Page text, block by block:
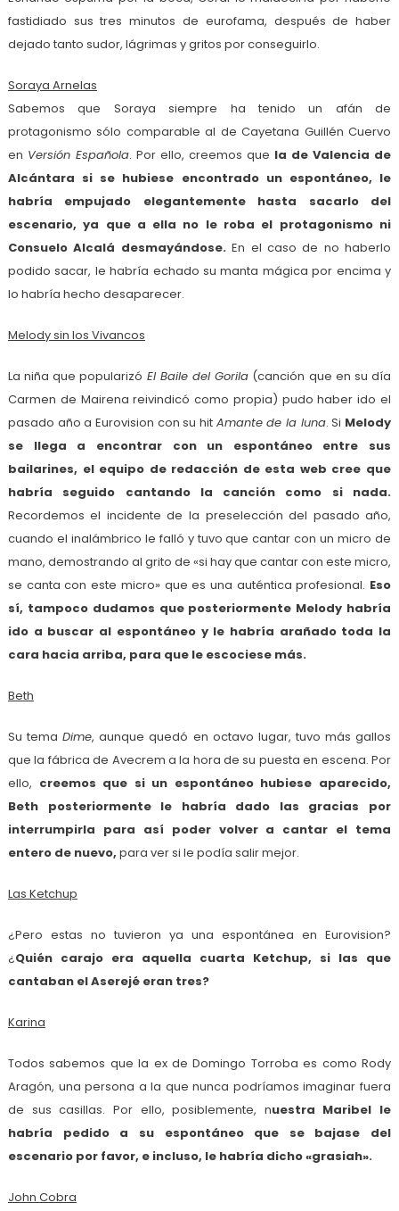
fastidiado sus tres minutos de eurofama, después de haber
dejado tanto sudor, lágrimas y gritos por conseguirlo.
Soraya Arnelas
Sabemos que Soraya siempre ha tenido un afán de
protagonismo sólo comparable al de Cayetana Guillén Cuervo
en Versión Española. Por ello, creemos que la de Valencia de
Alcántara si se hubiese encontrado un espontáneo, le
habría empujado elegantemente hasta sacarlo del
escenario, ya que a ella no le roba el protagonismo ni
Consuelo Alcalá desmayándose.En el caso de no haberlo
podido sacar, le habría echado su manta mágica por encima y
lo habría hecho desaparecer.
Melody sin los Vivancos
La niña que popularizó El Baile del Gorila (canción que en su día
Carmen de Mairena reivindicó como propia) pudo haber ido el
pasado año a Eurovision con su hit Amante de la luna. Si Melody
se llega a encontrar con un espontáneo entre sus
bailarines, el equipo de redacción de esta web cree que
habría seguido cantando la canción como si nada.
Recordemos el incidente de la preselección del pasado año,
cuando el inalámbrico le falló y tuvo que cantar con un micro de
mano, demostrando al grito de «si hay que cantar con este micro,
se canta con este micro» que es una auténtica profesional. Eso
sí, tampoco dudamos que posteriormente Melody habría
ido a buscar al espontáneo y le habría arañado toda la
cara hacia arriba, para que le escociese más.
Beth
Su temaDime, aunque quedó en octavo lugar, tuvo más gallos
que la fábrica de Avecrem a la hora de su puesta en escena. Por
ello, creemos que si un espontáneo hubiese aparecido,
Beth posteriormente le habría dado las gracias por
interrumpirla para así poder volver a cantar el tema
entero de nuevo, para ver si le podía salir mejor.
Las Ketchup
¿Pero estas no tuvieron ya una espontánea en Eurovision?
¿Quién carajo era aquella cuarta Ketchup, si las que
cantaban el Aserejé eran tres?
Karina
Todos sabemos que la ex de Domingo Torroba es como Rody
Aragón, una persona a la que nunca podríamos imaginar fuera
de sus casillas. Por ello, posiblemente, nuestra Maribel le
habría pedido a su espontáneo que se bajase del
escenario por favor, e incluso, le habría dicho «grasiah».
John Cobra